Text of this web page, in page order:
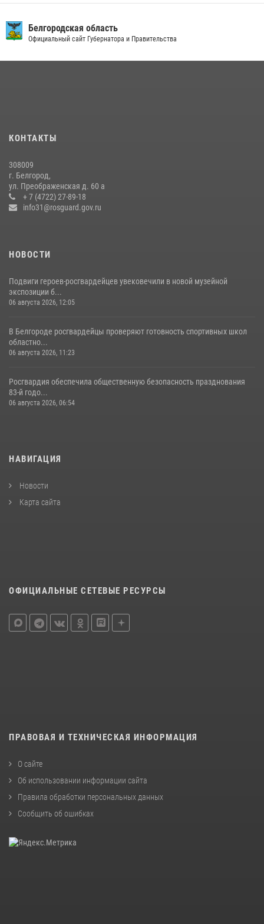
подготовке спецподразделения в эфире радио «России - Белгород»
22 июля 2026, 14:36
боксу
Росгвардейцы провели урок безопасности для воспитанников
Старооскольского военно-патриотического клуба
10 июля 2026, 06:30
Белгородская область
Официальный сайт Губернатора и Правительства
КОНТАКТЫ
308009
г. Белгород,
ул. Преображенская д. 60 а
+ 7 (4722) 27-89-18
info31@rosguard.gov.ru
НОВОСТИ
Подвиги героев‑росгвардейцев увековечили в новой музейной
экспозиции б...
06 августа 2026, 12:05
В Белгороде росгвардейцы проверяют готовность спортивных школ
областно...
06 августа 2026, 11:23
Росгвардия обеспечила общественную безопасность празднования
83-й годо...
06 августа 2026, 06:54
НАВИГАЦИЯ
Новости
Карта сайта
ОФИЦИАЛЬНЫЕ СЕТЕВЫЕ РЕСУРСЫ
ПРАВОВАЯ И ТЕХНИЧЕСКАЯ ИНФОРМАЦИЯ
О сайте
Об использовании информации сайта
Правила обработки персональных данных
Сообщить об ошибках